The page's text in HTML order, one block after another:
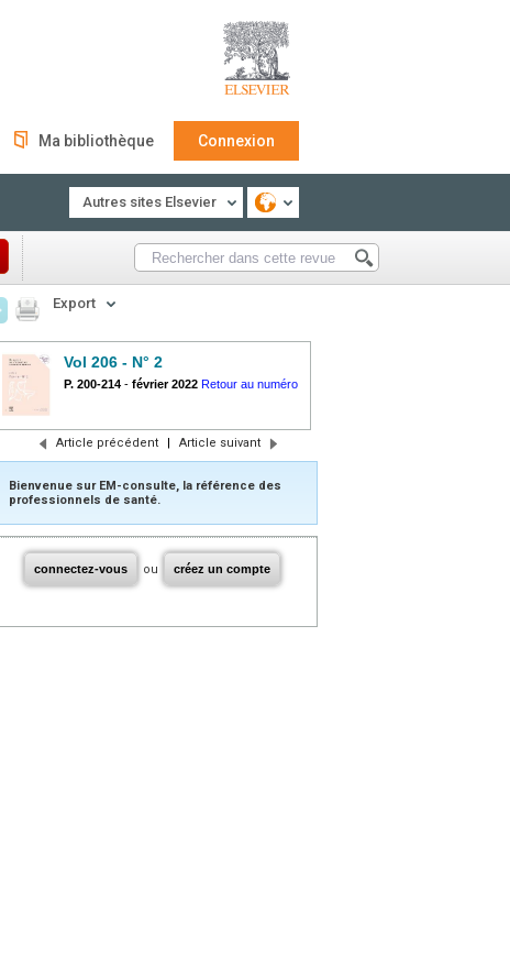
Ma bibliothèque Connexion
Autres sites Elsevier
Export
Vol 206 - N° 2
P. 200-214 - février 2022 Retour au numéro
Article précédent | Article suivant
Bienvenue sur EM-consulte, la référence des
professionnels de santé.
connectez-vous ou créez un compte